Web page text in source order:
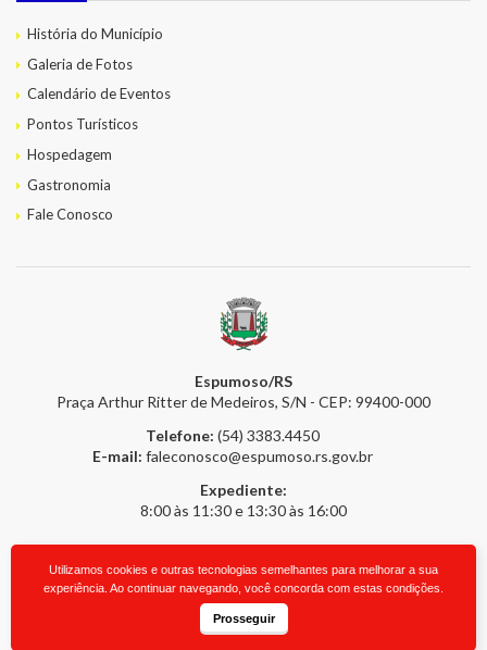
História do Município
Galeria de Fotos
Calendário de Eventos
Pontos Turísticos
Hospedagem
Gastronomia
Fale Conosco
Espumoso/RS
Praça Arthur Ritter de Medeiros, S/N - CEP: 99400-000
Telefone: (54) 3383.4450
E-mail: faleconosco@espumoso.rs.gov.br
Expediente:
8:00 às 11:30 e 13:30 às 16:00
2026 © Prefeitura Online- Todos os direitos reservados. upside.cc
Utilizamos cookies e outras tecnologias semelhantes para melhorar a sua
experiência. Ao continuar navegando, você concorda com estas condições.
Prosseguir